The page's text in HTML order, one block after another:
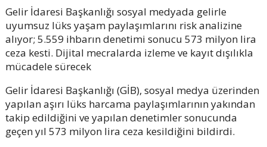
Gelir İdaresi Başkanlığı sosyal medyada gelirle
uyumsuz lüks yaşam paylaşımlarını risk analizine
alıyor; 5.559 ihbarın denetimi sonucu 573 milyon lira
ceza kesti. Dijital mecralarda izleme ve kayıt dışılıkla
mücadele sürecek
Gelir İdaresi Başkanlığı (GİB), sosyal medya üzerinden
yapılan aşırı lüks harcama paylaşımlarının yakından
takip edildiğini ve yapılan denetimler sonucunda
geçen yıl 573 milyon lira ceza kesildiğini bildirdi.